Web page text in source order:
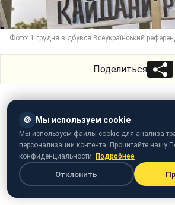
Фото: 1 грудня відбувся Всеукраїнський
Поделиться
🍪 Мы используем cookie
Мы используем файлы cookie для анализа
персонализации контента. Прочитайте нашу
конфиденциальности. Подробнее
Отклонить